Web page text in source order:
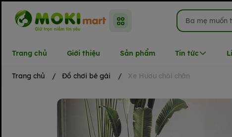
Trang chủ Giới thiệu Sản phẩm Tin tức
Trang chủ / Đồ chơi bé gái / Xe Hươu chòi chân